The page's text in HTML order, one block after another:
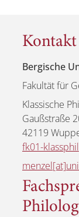
Kontakt
Bergische
Fakultät für
Klassische
Gaußstraße
42119
fk01-